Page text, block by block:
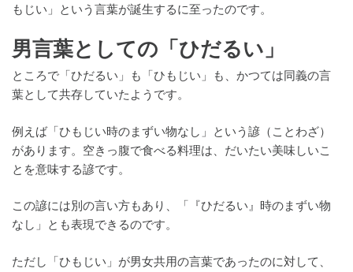
もじい」という言葉が誕生するに至ったのです。
男言葉としての「ひだるい」
ところで「ひだるい」も「ひもじい」も、かつては同義の言
葉として共存していたようです。
例えば「ひもじい時のまずい物なし」という諺（ことわざ）
があります。空きっ腹で食べる料理は、だいたい美味しいこ
とを意味する諺です。
この諺には別の言い方もあり、「『ひだるい』時のまずい物
なし」とも表現できるのです。
ただし「ひもじい」が男女共用の言葉であったのに対して、